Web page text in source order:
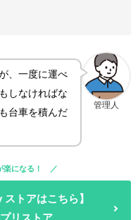
管理人
、一度に運べ
しなければな
台車を積んだ
になる！
トアはこちら】
リストア